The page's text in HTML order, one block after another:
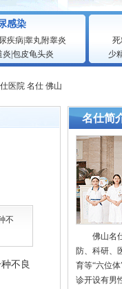
感染
疾病睾丸附睾炎
炎 包皮龟头炎
死
少
医院 名仕 佛山
不
不良
名仕简
佛山名
防、科研、
育等“六位
诊开设有男